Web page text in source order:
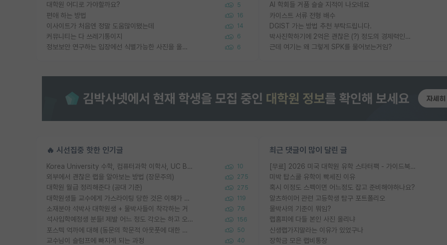
대학원 어디로 가야할까요? 5
편애 하는 방법 16
이사이트가 처음엔 정말 도움많이됐는데 14
커뮤니티는 다 쓰레기통이지 6
정보보안 연구하는 입장에선 식별가능한 사진을 올리는건 비추이긴함 6
AI 학회들 거품 슬슬 지적이 나오네요
카이스트 서류 전형 배수
DGIST 가는 방법 추천 부탁드립니다.
박사진학하기에 2억은 괜찮은 (?) 정도의 경제력인가요
근데 여기는 왜 그렇게 SPK를 물어보는거임?
🔥 시선집중 핫한 인기글
Korea University 수학, 컴퓨터과학 이학사, UC Berkeley 산업공학 대학원 공학박사가 되는 것은 쉽지 않겠죠? 10
외부에서 괜찮은 랩을 알아보는 방법 (장문주의) 275
대학원 월급 정리해준다 (공대 기준) 275
대학원생들 교수에게 가스라이팅 당한 것은 이해가 갑니다. 안타깝네요. 119
소재분야 석박사 대학원생 + 물박사들이 착각하는 거 76
석사입학예정생 분들! 제발 어느 정도 각오는 하고 오세요. 156
포스텍 억까에 대해 (동문의 학문적 아웃풋에 대한 반박) 50
교수님이 슬럼프에 빠지게 되는 과정 40
최근 댓글이 많이 달린 글
[무료] 2026 미국 대학원 유학 스타터팩 - 가이드북 & 합격자 컨택메일 템플릿
미박 탑스쿨 유학이 빡세진 이유
혹시 이정도 스펙이면 어느정도 잡고 준비해야하나요?
알츠하이머 관련 고등학생 탐구 포트폴리오
물박사의 기준이 뭐임?
랩홈피에 다들 본인 사진 올리냐
신생랩가지말라는 이유가 있었구나
장학금 모은 랩비통장